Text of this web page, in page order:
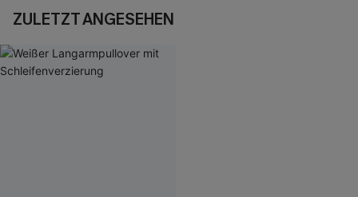
ZULETZT ANGESEHEN